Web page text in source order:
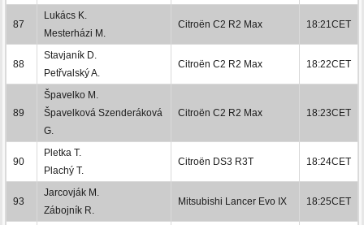
87
Lukács K.
Mesterházi M.
Citroën C2 R2 Max 18:21CET
88
Stavjaník D.
Petřvalský A.
Citroën C2 R2 Max 18:22CET
89
Špavelko M.
Špavelková Szenderáková
G.
Citroën C2 R2 Max 18:23CET
90
Pletka T.
Plachý T.
Citroën DS3 R3T 18:24CET
93
Jarcovják M.
Zábojník R.
Mitsubishi Lancer Evo IX 18:25CET